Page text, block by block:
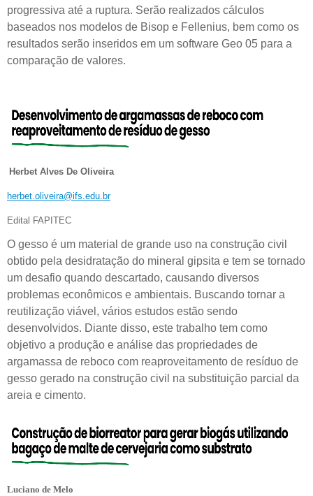
progressiva até a ruptura. Serão realizados cálculos
baseados nos modelos de Bisop e Fellenius, bem como os
resultados serão inseridos em um software Geo 05 para a
comparação de valores.
Herbet Alves De Oliveira
herbet.oliveira@ifs.edu.br
Edital FAPITEC
O gesso é um material de grande uso na construção civil
obtido pela desidratação do mineral gipsita e tem se tornado
um desafio quando descartado, causando diversos
problemas econômicos e ambientais. Buscando tornar a
reutilização viável, vários estudos estão sendo
desenvolvidos. Diante disso, este trabalho tem como
objetivo a produção e análise das propriedades de
argamassa de reboco com reaproveitamento de resíduo de
gesso gerado na construção civil na substituição parcial da
areia e cimento.
Luciano de Melo